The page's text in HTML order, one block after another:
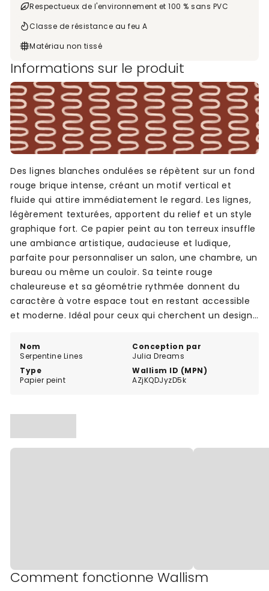
Respectueux de l'environnement et 100 % sans PVC
Classe de résistance au feu A
Matériau non tissé
Informations sur le produit
Nom
Serpentine Lines
Conception par
Julia Dreams
Type
Papier peint
Wallism ID (MPN)
AZjKQDJyzD5k
Des lignes blanches ondulées se répètent sur un fond
rouge brique intense, créant un motif vertical et
fluide qui attire immédiatement le regard. Les lignes,
légèrement texturées, apportent du relief et un style
graphique fort. Ce papier peint au ton terreux insuffle
une ambiance artistique, audacieuse et ludique,
parfaite pour personnaliser un salon, une chambre, un
bureau ou même un couloir. Sa teinte rouge
chaleureuse et sa géométrie rythmée donnent du
caractère à votre espace tout en restant accessible
et moderne. Idéal pour ceux qui cherchent un design
Comment fonctionne Wallism